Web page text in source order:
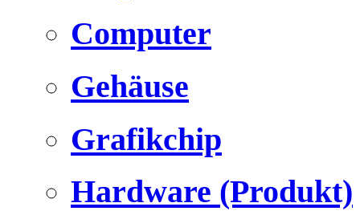
Computer
Gehäuse
Grafikchip
Hardware (Produkt)